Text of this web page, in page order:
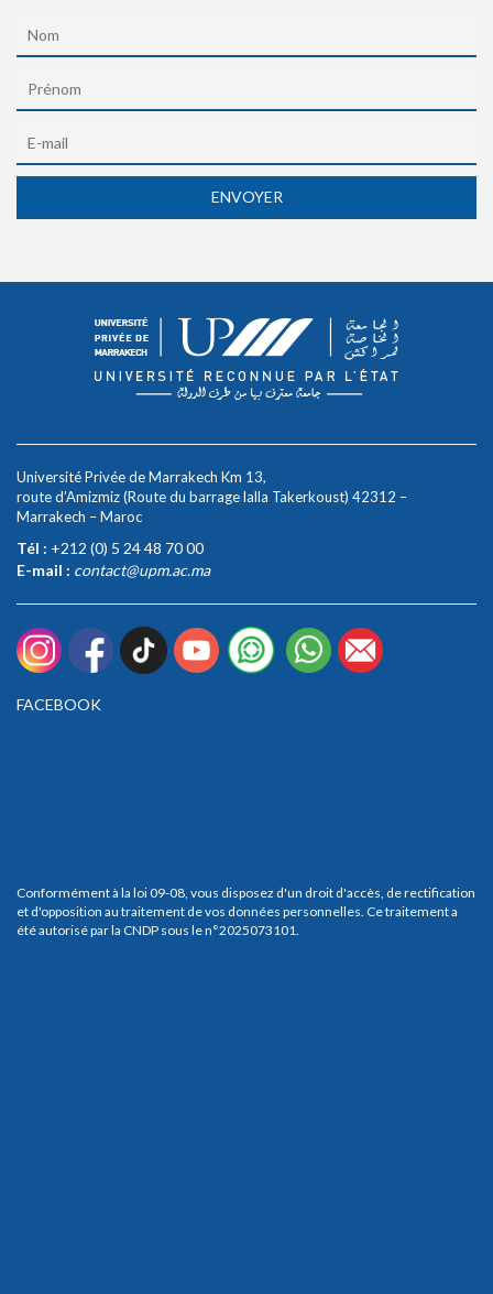
Université Privée de Marrakech Km 13,
route d’Amizmiz (Route du barrage lalla Takerkoust) 42312 –
Marrakech – Maroc
Tél : +212 (0) 5 24 48 70 00
E-mail : contact@upm.ac.ma
FACEBOOK
Conformément à la loi 09-08, vous disposez d'un droit d'accès, de rectification
et d'opposition au traitement de vos données personnelles. Ce traitement a
été autorisé par la CNDP sous le n°2025073101.